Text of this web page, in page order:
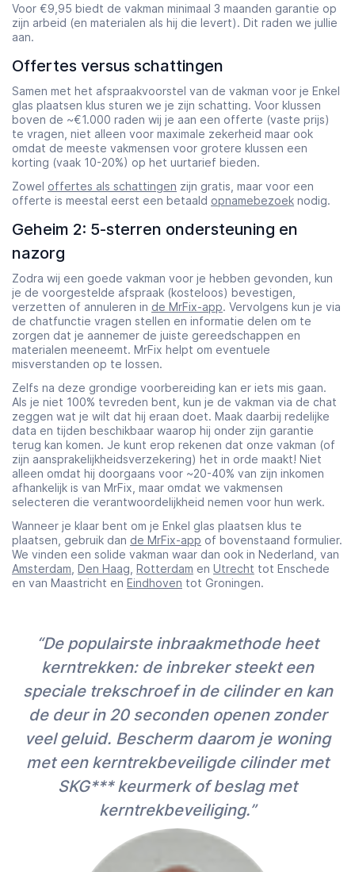
Voor €9,95 biedt de vakman minimaal 3 maanden garantie op
zijn arbeid (en materialen als hij die levert). Dit raden we jullie
aan.
Offertes versus schattingen
Samen met het afspraakvoorstel van de vakman voor je Enkel
glas plaatsen klus sturen we je zijn schatting. Voor klussen
boven de ~€1.000 raden wij je aan een offerte (vaste prijs)
te vragen, niet alleen voor maximale zekerheid maar ook
omdat de meeste vakmensen voor grotere klussen een
korting (vaak 10-20%) op het uurtarief bieden.
Zowel offertes als schattingen zijn gratis, maar voor een
offerte is meestal eerst een betaald opnamebezoek nodig.
Geheim 2: 5-sterren ondersteuning en
nazorg
Zodra wij een goede vakman voor je hebben gevonden, kun
je de voorgestelde afspraak (kosteloos) bevestigen,
verzetten of annuleren in de MrFix-app. Vervolgens kun je via
de chatfunctie vragen stellen en informatie delen om te
zorgen dat je aannemer de juiste gereedschappen en
materialen meeneemt. MrFix helpt om eventuele
misverstanden op te lossen.
Zelfs na deze grondige voorbereiding kan er iets mis gaan.
Als je niet 100% tevreden bent, kun je de vakman via de chat
zeggen wat je wilt dat hij eraan doet. Maak daarbij redelijke
data en tijden beschikbaar waarop hij onder zijn garantie
terug kan komen. Je kunt erop rekenen dat onze vakman (of
zijn aansprakelijkheidsverzekering) het in orde maakt! Niet
alleen omdat hij doorgaans voor ~20-40% van zijn inkomen
afhankelijk is van MrFix, maar omdat we vakmensen
selecteren die verantwoordelijkheid nemen voor hun werk.
Wanneer je klaar bent om je Enkel glas plaatsen klus te
plaatsen, gebruik dan de MrFix-app of bovenstaand formulier.
We vinden een solide vakman waar dan ook in Nederland, van
Amsterdam Den Haag Rotterdam en Utrecht tot Enschede
en van Maastricht en Eindhoven tot Groningen.
“De populairste inbraakmethode heet
kerntrekken: de inbreker steekt een
speciale trekschroef in de cilinder en kan
de deur in 20 seconden openen zonder
veel geluid. Bescherm daarom je woning
met een kerntrekbeveiligde cilinder met
SKG*** keurmerk of beslag met
kerntrekbeveiliging.”